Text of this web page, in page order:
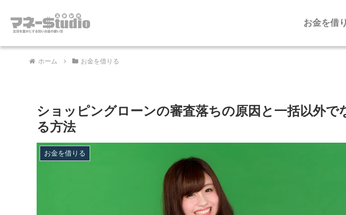
お金を借
ホーム お金を借りる
ショッピングローンの審査落ちの原因と一括以外で
る方法
お金を借りる